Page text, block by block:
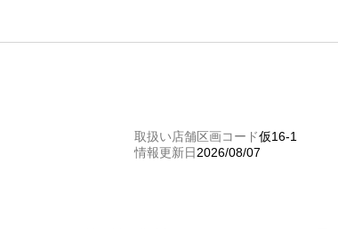
取扱い店舗区画コード仮16-1
情報更新日2026/08/07